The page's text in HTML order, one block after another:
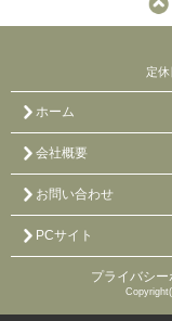
定休
ホーム
会社概要
お問い合わせ
PCサイト
プライバシー